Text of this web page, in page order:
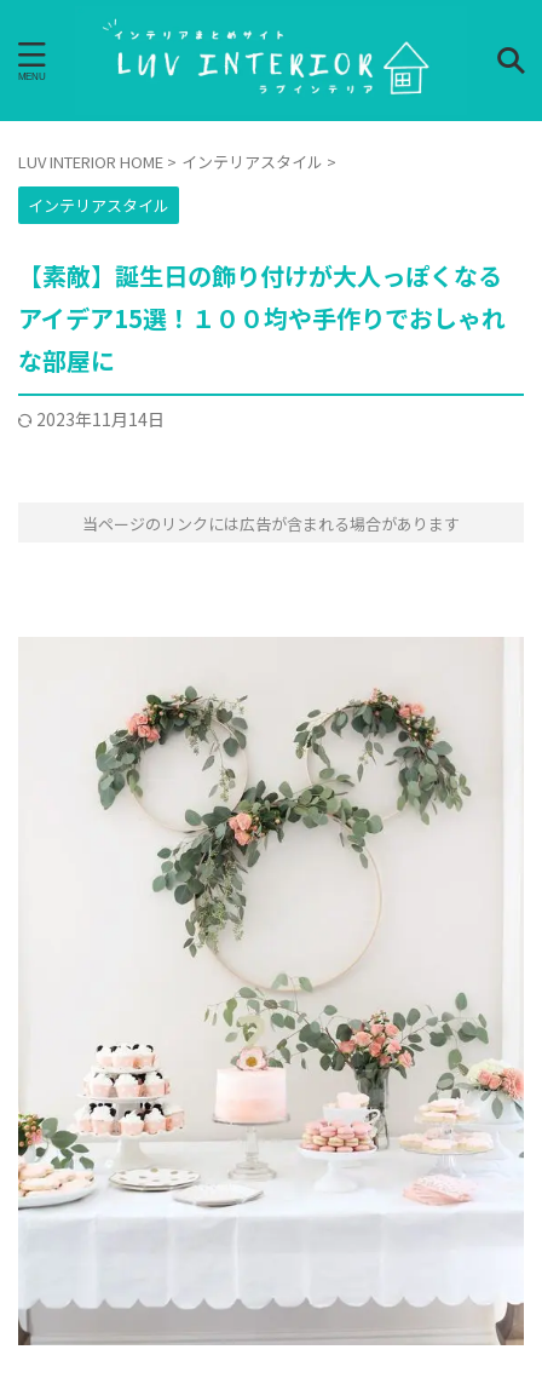
LUV INTERIOR HOME > インテリアスタイル >
インテリアスタイル
【素敵】誕生日の飾り付けが大人っぽくなる
アイデア15選！１００均や手作りでおしゃれ
な部屋に
2023年11月14日
当ページのリンクには広告が含まれる場合があります